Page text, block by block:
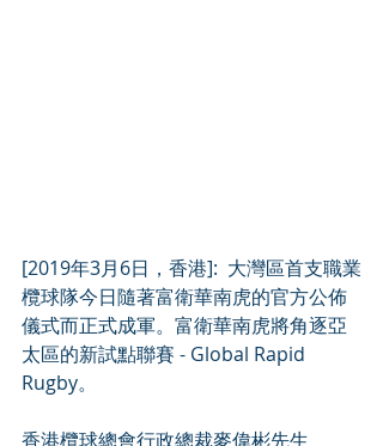
[2019年3月6日，香港]:  大灣區首支職業
欖球隊今日隨著富衛華南虎的官方公佈
儀式而正式成軍。富衛華南虎將角逐亞
太區的新試點聯賽 - Global Rapid
Rugby。
香港欖球總會行政總裁麥偉彬先生